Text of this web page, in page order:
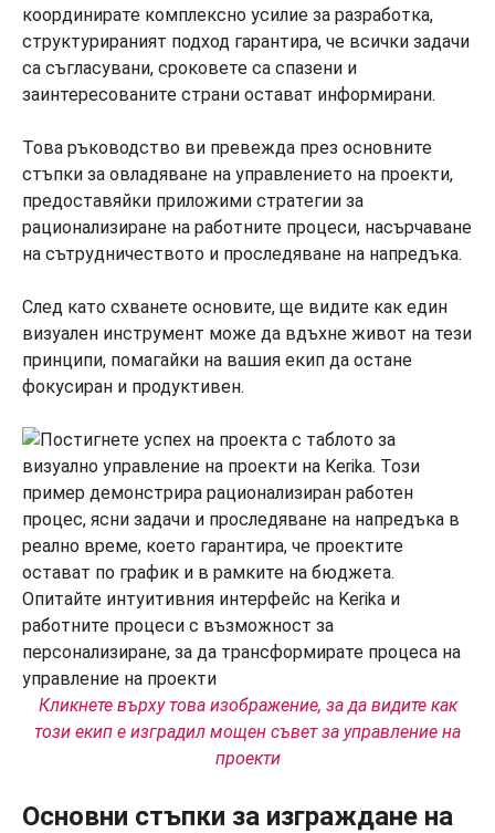
координирате комплексно усилие за разработка,
структурираният подход гарантира, че всички задачи
са съгласувани, сроковете са спазени и
заинтересованите страни остават информирани.
Това ръководство ви превежда през основните
стъпки за овладяване на управлението на проекти,
предоставяйки приложими стратегии за
рационализиране на работните процеси, насърчаване
на сътрудничеството и проследяване на напредъка.
След като схванете основите, ще видите как един
визуален инструмент може да вдъхне живот на тези
принципи, помагайки на вашия екип да остане
фокусиран и продуктивен.
Кликнете върху това изображение, за да видите как
този екип е изградил мощен съвет за управление на
проекти
Основни стъпки за изграждане на